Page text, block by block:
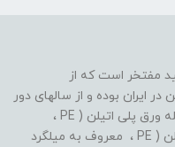
مفتخر است که از
ایران بوده و از سالهای دور
در زمینه تولید انواع اقلام پلیمری از جمله ورق پلی اتیلن ( PE ،
معروف به ورق تفلون ) ، میلگرد پلی اتیلن ( PE ، معروف به میلگرد